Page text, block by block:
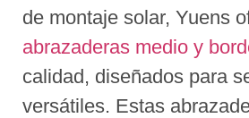
de montaje solar, Yuens
abrazaderas medio y
calidad, diseñados para
versátiles. Estas